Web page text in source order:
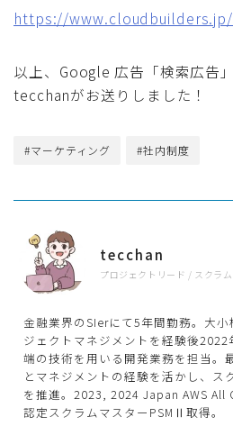
https://
以上、Google 広告「検索広告
tecchanがお送りしました！
#マーケティング #社内制度
tecchan
プロジェクトリード / スクラ
金融業界のSIerにて5年間勤務。大
ジェクトマネジメントを経験後2022
端の技術を用いる開発業務を担当。
とマネジメントの経験を活かし、ス
を推進。2023, 2024 Japan AWS All
認定スクラムマスターPSMⅡ取得。